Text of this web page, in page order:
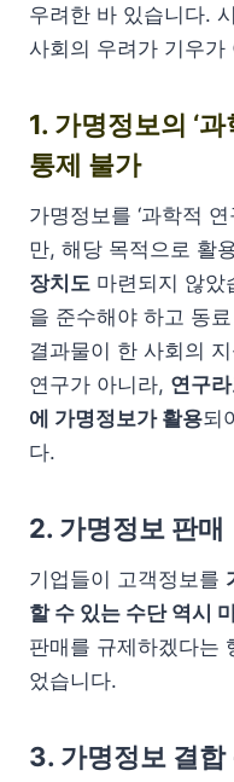
우려한 바 있습니다.
사회의 우려가 기우가
1. 가명정보의 ‘과
통제 불가
가명정보를 ‘과학적
만, 해당 목적으로 활
장치도 마련되지 않았
을 준수해야 하고 동
결과물이 한 사회의
연구가 아니라, 연구
에 가명정보가 활용되
다.
2. 가명정보 판매
기업들이 고객정보를
할 수 있는 수단 역시
판매를 규제하겠다는
었습니다.
3. 가명정보 결합